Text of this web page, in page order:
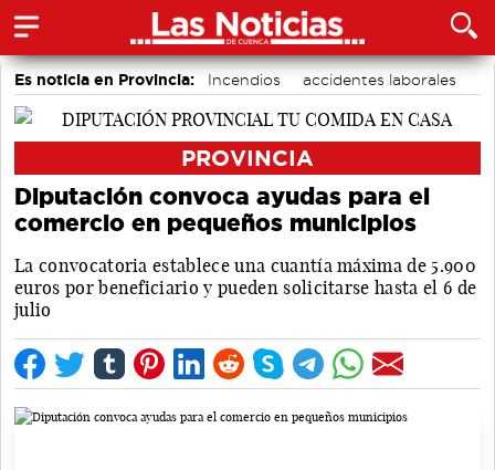
Es noticia en Provincia: Incendios
accidentes laborales
Medio Ambiente
PROVINCIA
Diputación convoca ayudas para el
comercio en pequeños municipios
La convocatoria establece una cuantía máxima de 5.900
euros por beneficiario y pueden solicitarse hasta el 6 de
julio